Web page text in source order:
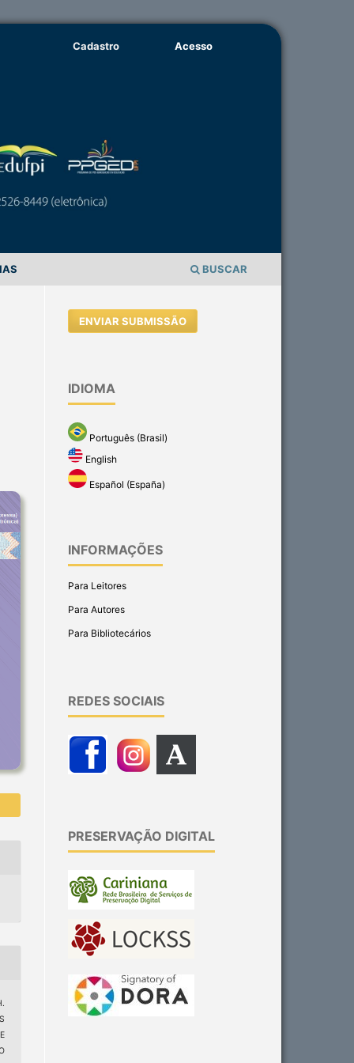
BUSCAR
Cadastro Acesso
ENVIAR SUBMISSÃO
IDIOMA
Português (Brasil)
English
Español (España)
INFORMAÇÕES
Para Leitores
Para Autores
Para Bibliotecários
REDES SOCIAIS
PRESERVAÇÃO DIGITAL